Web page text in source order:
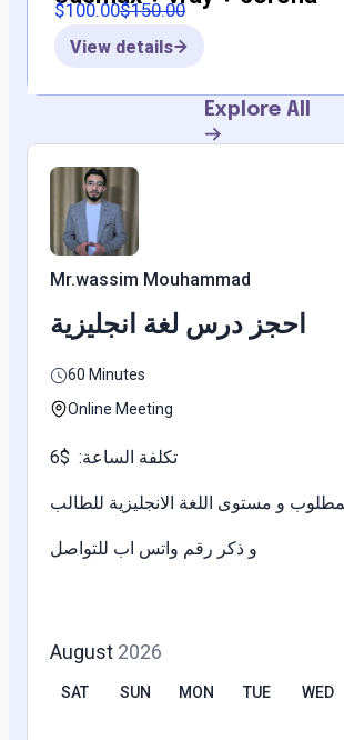
$100.00$150.00
View details
Explore All
Mr.wassim Mouhammad
احجز درس لغة انجليزية
60 Minutes
Online Meeting
و مستوى اللغة الانجليزية للطالب
و ذكر رقم واتس اب للتواصل
August 2026
SAT SUN MON TUE WED